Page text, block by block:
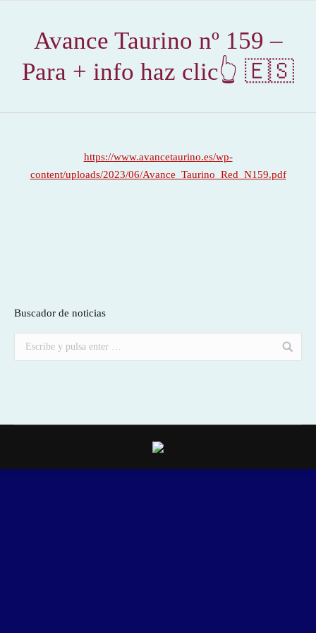
Avance Taurino nº 159 –
Para + info haz clic👆 🇪🇸
https://www.avancetaurino.es/wp-
content/uploads/2023/06/Avance_Taurino_Red_N159.pdf
Buscador de noticias